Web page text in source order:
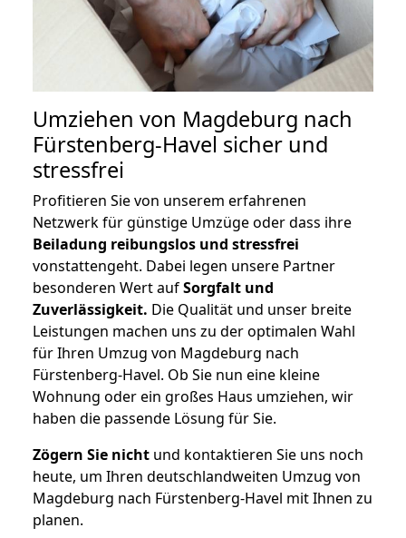
Umziehen von Magdeburg nach
Fürstenberg-Havel sicher und
stressfrei
Profitieren Sie von unserem erfahrenen
Netzwerk für günstige Umzüge oder dass ihre
Beiladung reibungslos und stressfrei
vonstattengeht. Dabei legen unsere Partner
besonderen Wert aufSorgfalt und
Zuverlässigkeit. Die Qualität und unser breite
Leistungen machen uns zu der optimalen Wahl
für Ihren Umzug von Magdeburg nach
Fürstenberg-Havel. Ob Sie nun eine kleine
Wohnung oder ein großes Haus umziehen, wir
haben die passende Lösung für Sie.
Zögern Sie nicht und kontaktieren Sie uns noch
heute, um Ihren deutschlandweiten Umzug von
Magdeburg nach Fürstenberg-Havel mit Ihnen zu
planen.